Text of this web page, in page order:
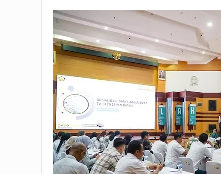
Rudi Sampaikan Rencana
Pembangunan Batam
2019/07/160 Comments
Rudi Tinjau Pemupukan Pohon dan
Kesiapan Pelebaran Jalan
2019/06/190 Comments